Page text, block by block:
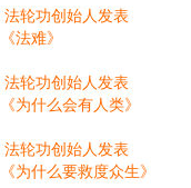
法轮功创始人发表
《法难》
法轮功创始人发表
《为什么会有人类》
法轮功创始人发表
《为什么要救度众生》